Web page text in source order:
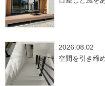
2026.08.02
空間を引き締